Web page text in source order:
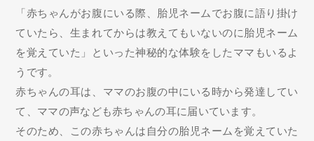
「赤ちゃんがお腹にいる際、胎児ネームでお腹に語り掛け
ていたら、生まれてからは教えてもいないのに胎児ネーム
を覚えていた」といった神秘的な体験をしたママもいるよ
うです。
赤ちゃんの耳は、ママのお腹の中にいる時から発達してい
て、ママの声なども赤ちゃんの耳に届いています。
そのため、この赤ちゃんは自分の胎児ネームを覚えていた